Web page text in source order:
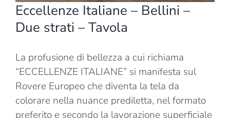
Eccellenze Italiane – Bellini –
Due strati – Tavola
La profusione di bellezza a cui richiama
“ECCELLENZE ITALIANE” si manifesta sul
Rovere Europeo che diventa la tela da
colorare nella nuance prediletta, nel formato
preferito e secondo la lavorazione superficiale